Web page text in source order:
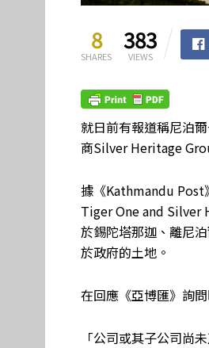
8
SHARES
383
VIEWS
就日前有報道稱尼泊
商Silver Heritage
據《Kathmandu Post
Tiger One and Silver
於錫陀塔那迦、離尼
於政府的土地。
在回應《亞博匯》詢
「公司或其子公司尚